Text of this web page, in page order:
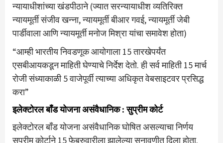
न्यायाधीशांच्या खंडपीठाने (ज्यात सरन्यायाधीश व्यतिरिक्त
न्यायमूर्ती संजीव खन्ना, न्यायमूर्ती बीआर गवई, न्यायमूर्ती जेबी
पार्डीवाला आणि न्यायमूर्ती मनोज मिश्रा यांचा समावेश होता)
“आम्ही भारतीय निवडणूक आयोगाला 15 तारखेपर्यंत
एसबीआयकडून माहिती घेण्याचे निर्देश देतो. ही सर्व माहिती 15 मार्च
रोजी संध्याकाळी 5 वाजेपूर्वी त्याच्या अधिकृत वेबसाइटवर प्रसिद्ध
करा”
इलेक्टोरल बाँड योजना असंवैधानिक : सुप्रीम कोर्ट
इलेक्टोरल बाँड योजना असंवैधानिक घोषित असल्याचा निर्णय
सुप्रीम कोर्टाने 15 फेब्रुवारीला झालेल्या सुनावणीत दिला होता.